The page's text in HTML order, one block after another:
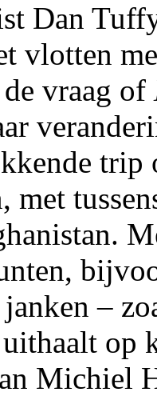
Dan
vlotten
vraag of
met
–
op
Michiel